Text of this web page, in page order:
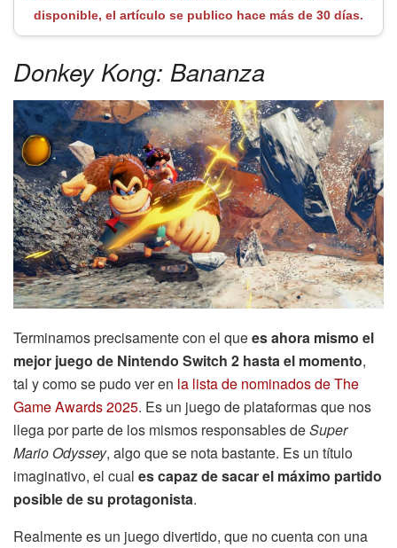
disponible, el artículo se publico hace más de 30 días.
Donkey Kong: Bananza
Terminamos precisamente con el quees ahora mismo el
mejor juego de Nintendo Switch 2 hasta el momento,
tal y como se pudo ver en la lista de nominados de The
Game Awards 2025. Es un juego de plataformas que nos
llega por parte de los mismos responsables deSuper
Mario Odyssey, algo que se nota bastante. Es un título
imaginativo, el cual es capaz de sacar el máximo partido
posible de su protagonista.
Realmente es un juego divertido, que no cuenta con una